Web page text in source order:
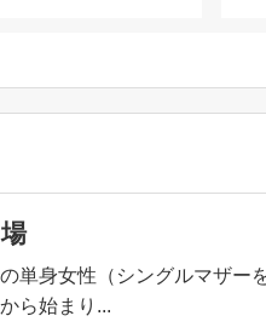
単身女性（シングルマザー
ら始まり...